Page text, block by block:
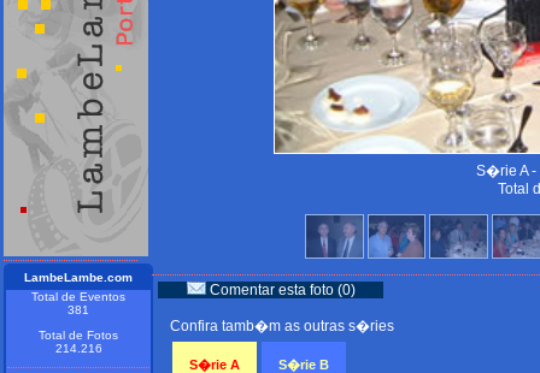
LambeLambe.com
Total de Eventos
381
Total de Fotos
214.216
S�rie A -
Total
Comentar esta foto (0)
Confira tamb�m as outras s�ries
S�rie A S�rie B